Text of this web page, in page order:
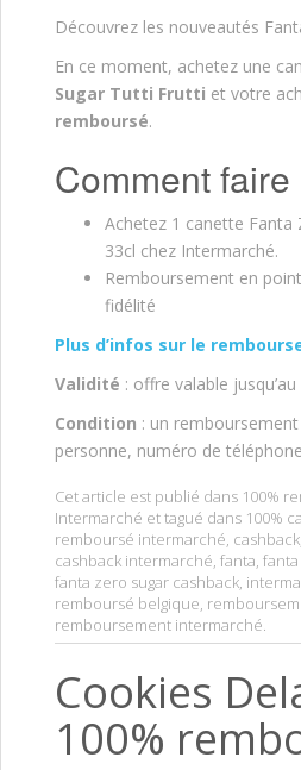
Découvrez les nouveautés
En ce moment, achetez une
Sugar Tutti Frutti et votre
remboursé.
Comment faire
Achetez 1 canette Fanta
33cl chez Intermarché.
Remboursement en
fidélité
Plus d’infos sur le
Validité : offre valable jusqu’au
Condition : un
personne, numéro de
Cet article est publié dans 100%
Intermarché et tagué dans 100%
remboursé intermarché, cashback
cashback intermarché, fanta,
fanta zero sugar cashback,
remboursé belgique,
remboursement intermarché.
Cookies
100%